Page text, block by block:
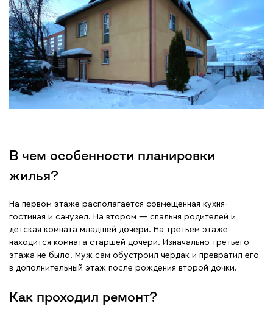
В чем особенности планировки
жилья?
На первом этаже располагается совмещенная кухня-
гостиная и санузел. На втором — спальня родителей и
детская комната младшей дочери. На третьем этаже
находится комната старшей дочери. Изначально третьего
этажа не было. Муж сам обустроил чердак и превратил его
в дополнительный этаж после рождения второй дочки.
Как проходил ремонт?